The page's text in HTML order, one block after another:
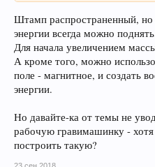
Штамп распространенный, но
энергии всегда можно
Для начала увеличением
А кроме того, можно
поле - магнитное, и создать
энергии.
Но давайте-ка от темы не
рабочую гравимашинку -
построить такую?